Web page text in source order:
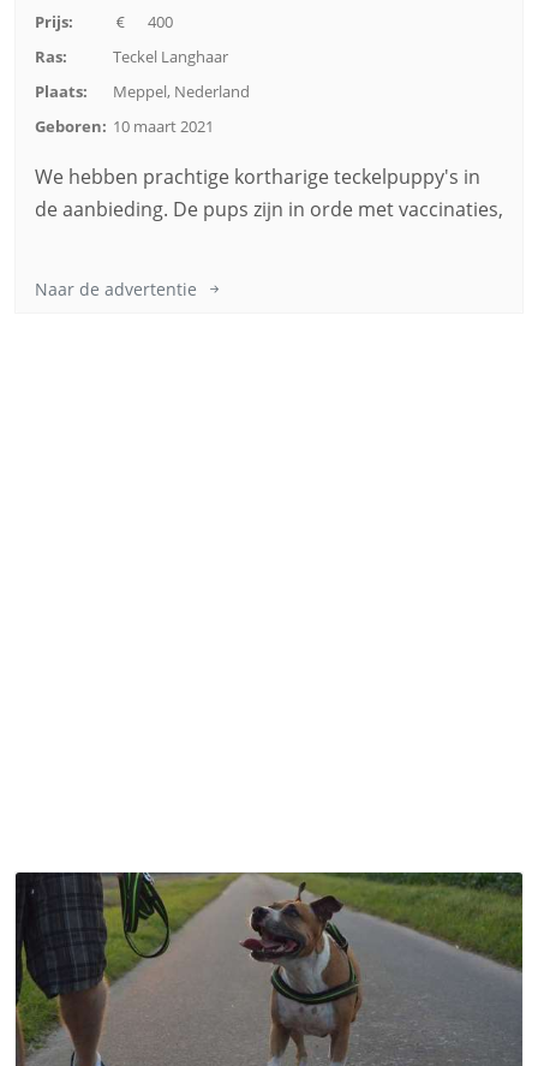
Prijs:
400
Ras:
Teckel Langhaar
Plaats:
Meppel, Nederland
Geboren: 10 maart 2021
We hebben prachtige kortharige teckelpuppy's in
de aanbieding. De pups zijn in orde met vaccinaties,
Naar de advertentie